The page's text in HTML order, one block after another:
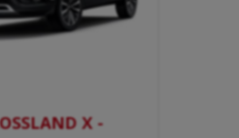
X -